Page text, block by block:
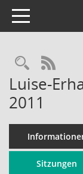
Toggle navigation
Luise-
2011
Sitzungen